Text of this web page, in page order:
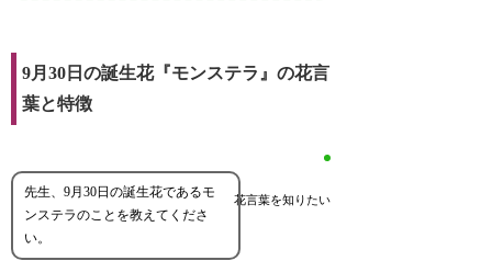
9月30日の誕生花『モンステラ』の花言
葉と特徴
花言葉を知りたい
先生、9月30日の誕生花であるモ
ンステラのことを教えてくださ
い。